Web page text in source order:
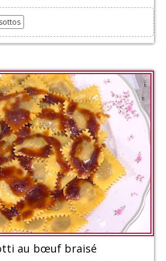
au bœuf braisé